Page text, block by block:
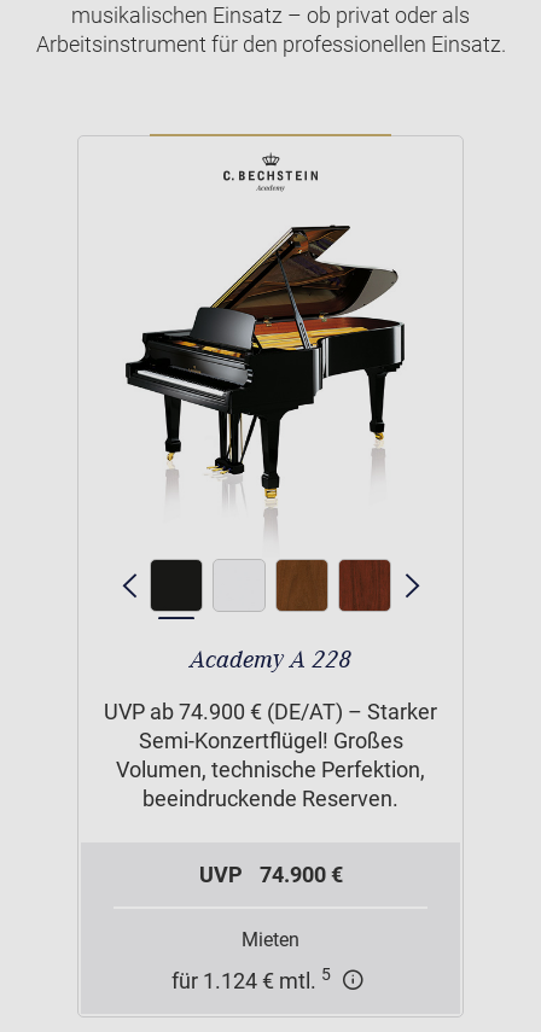
musikalischen Einsatz – ob privat oder als
Arbeitsinstrument für den professionellen Einsatz.
Academy A 228
UVP ab 74.900 € (DE/AT) – Starker
Semi-Konzertflügel! Großes
Volumen, technische Perfektion,
beeindruckende Reserven.
UVP 74.900 €
Mieten
für 1.124 € mtl. 5